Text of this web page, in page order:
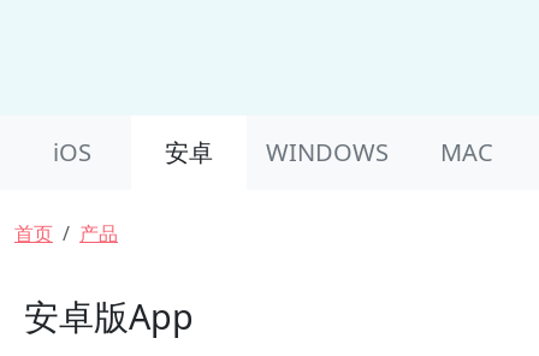
iOS 安卓 WINDOWS MAC
面包屑
首页 产品
安卓版App